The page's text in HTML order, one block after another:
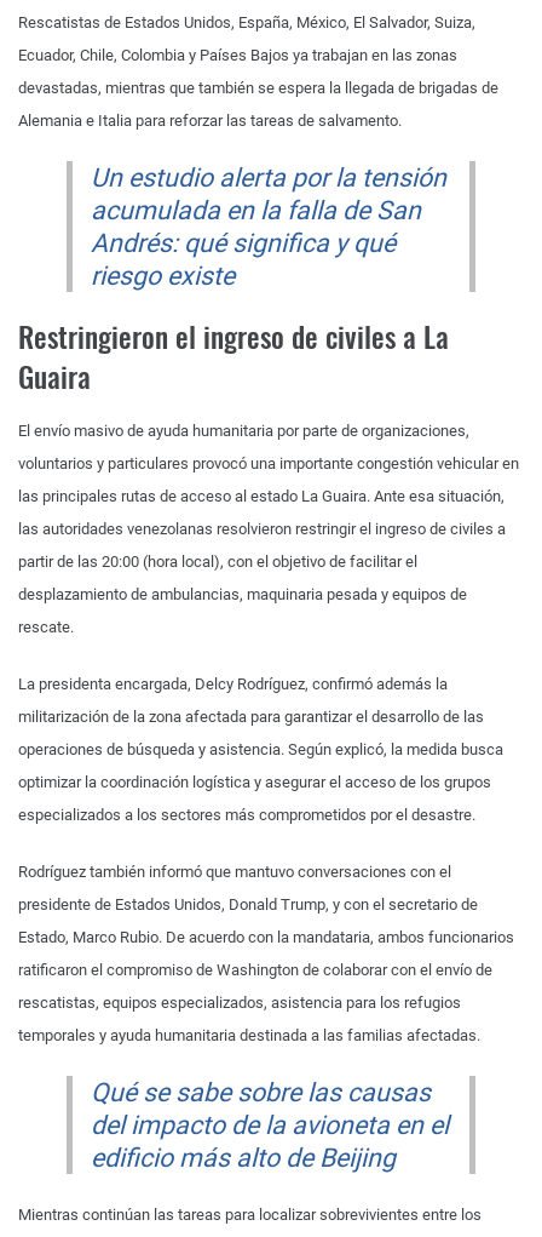
Rescatistas de Estados Unidos, España, México, El Salvador, Suiza,
Ecuador, Chile, Colombia y Países Bajos ya trabajan en las zonas
devastadas, mientras que también se espera la llegada de brigadas de
Alemania e Italia para reforzar las tareas de salvamento.
Un estudio alerta por la tensión
acumulada en la falla de San
Andrés: qué significa y qué
riesgo existe
Restringieron el ingreso de civiles a La
Guaira
El envío masivo de ayuda humanitaria por parte de organizaciones,
voluntarios y particulares provocó una importante congestión vehicular en
las principales rutas de acceso al estado La Guaira. Ante esa situación,
las autoridades venezolanas resolvieron restringir el ingreso de civiles a
partir de las 20:00 (hora local), con el objetivo de facilitar el
desplazamiento de ambulancias, maquinaria pesada y equipos de
rescate.
La presidenta encargada, Delcy Rodríguez, confirmó además la
militarización de la zona afectada para garantizar el desarrollo de las
operaciones de búsqueda y asistencia. Según explicó, la medida busca
optimizar la coordinación logística y asegurar el acceso de los grupos
especializados a los sectores más comprometidos por el desastre.
Rodríguez también informó que mantuvo conversaciones con el
presidente de Estados Unidos, Donald Trump, y con el secretario de
Estado, Marco Rubio. De acuerdo con la mandataria, ambos funcionarios
ratificaron el compromiso de Washington de colaborar con el envío de
rescatistas, equipos especializados, asistencia para los refugios
temporales y ayuda humanitaria destinada a las familias afectadas.
Qué se sabe sobre las causas
del impacto de la avioneta en el
edificio más alto de Beijing
Mientras continúan las tareas para localizar sobrevivientes entre los